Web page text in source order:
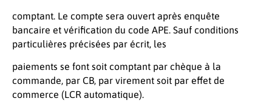
comptant. Le compte sera ouvert après enquête
bancaire et vérification du code APE. Sauf conditions
particulières précisées par écrit, les
paiements se font soit comptant par chèque à la
commande, par CB, par virement soit par effet de
commerce (LCR automatique).